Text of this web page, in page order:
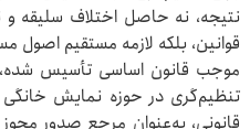
نتیجه، نه حاصل اختلاف سلیقه و
قوانین، بلکه لازمه مستقیم
موجب قانون اساسی تأسیس
تنظیم‌گری در حوزه نمایش
قانونی، به‌عنوان مرجع صدور